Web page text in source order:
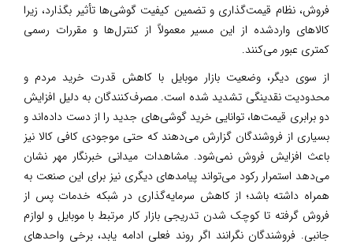
فروش، نظام قیمت‌گذاری و تضمین کیفیت گوشی‌ها تأثیر بگذارد، زیرا
کالاهای واردشده از این مسیر معمولاً از کنترل‌ها و مقررات رسمی
کمتری عبور می‌کنند.
از سوی دیگر، وضعیت بازار موبایل با کاهش قدرت خرید مردم و
محدودیت نقدینگی تشدید شده است. مصرف‌کنندگان به دلیل افزایش
دو برابری قیمت‌ها، توانایی خرید گوشی‌های جدید را از دست داده‌اند و
بسیاری از فروشندگان گزارش می‌دهند که حتی موجودی کافی کالا نیز
باعث افزایش فروش نمی‌شود. مشاهدات میدانی خبرنگار مهر نشان
می‌دهد استمرار رکود می‌تواند پیامدهای دیگری نیز برای این صنعت به
همراه داشته باشد؛ از کاهش سرمایه‌گذاری در شبکه خدمات پس از
فروش گرفته تا کوچک شدن تدریجی بازار کار مرتبط با موبایل و لوازم
جانبی. فروشندگان نگرانند اگر روند فعلی ادامه یابد، برخی واحدهای